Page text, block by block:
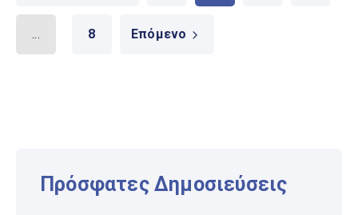
... 8 Επόμενο
Πρόσφατες Δημοσιεύσεις